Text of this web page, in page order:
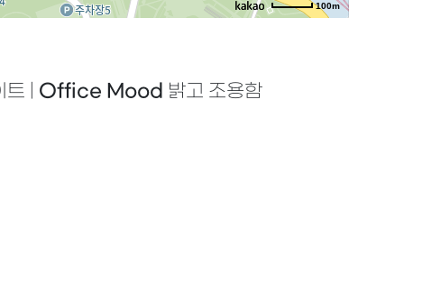
100m
| Office Mood 밝고 조용함